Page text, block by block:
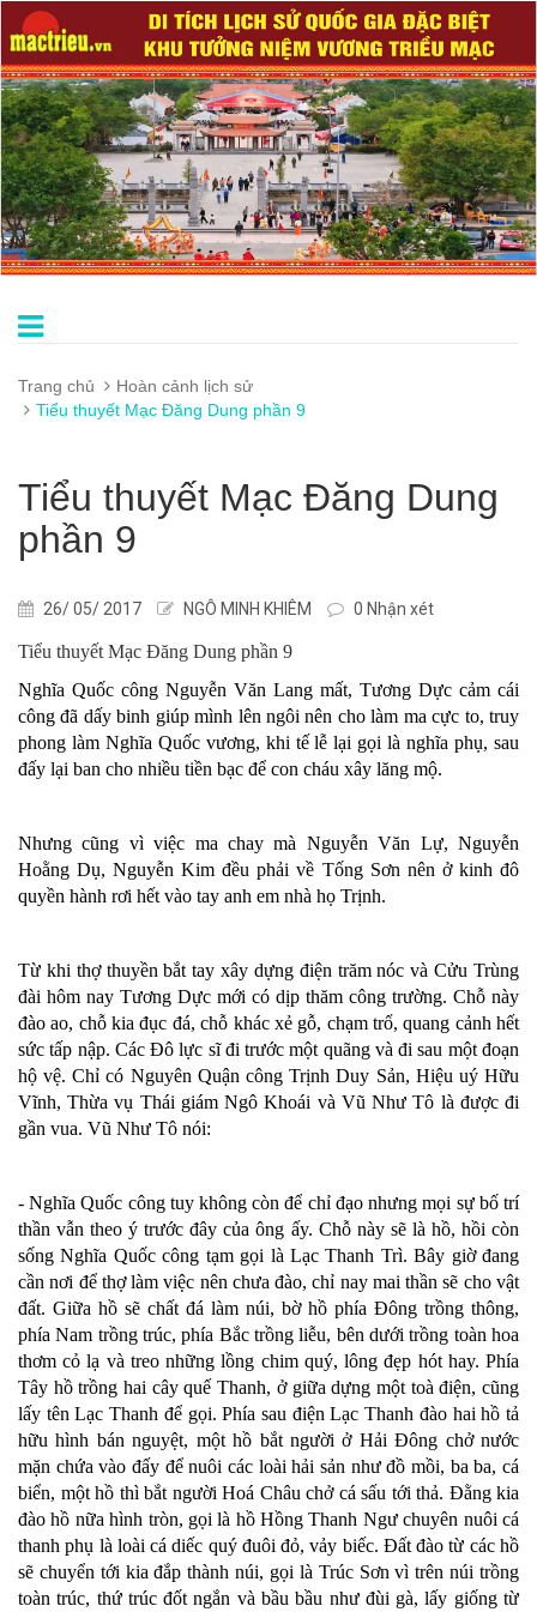
Trang chủ
Hoàn cảnh lịch sử
Tiểu thuyết Mạc Đăng Dung phần 9
Tiểu thuyết Mạc Đăng Dung
phần 9
26/ 05/ 2017 NGÔ MINH KHIÊM 0 Nhận xét
Tiểu thuyết Mạc Đăng Dung phần 9
Nghĩa Quốc công Nguyễn Văn Lang mất, Tương Dực cảm cái
công đã dấy binh giúp mình lên ngôi nên cho làm ma cực to, truy
phong làm Nghĩa Quốc vương, khi tế lễ lại gọi là nghĩa phụ, sau
đấy lại ban cho nhiều tiền bạc để con cháu xây lăng mộ.
Nhưng cũng vì việc ma chay mà Nguyễn Văn Lự, Nguyễn
Hoằng Dụ, Nguyễn Kim đều phải về Tống Sơn nên ở kinh đô
quyền hành rơi hết vào tay anh em nhà họ Trịnh.
Từ khi thợ thuyền bắt tay xây dựng điện trăm nóc và Cửu Trùng
đài hôm nay Tương Dực mới có dịp thăm công trường. Chỗ này
đào ao, chỗ kia đục đá, chỗ khác xẻ gỗ, chạm trổ, quang cảnh hết
sức tấp nập. Các Đô lực sĩ đi trước một quãng và đi sau một đoạn
hộ vệ. Chỉ có Nguyên Quận công Trịnh Duy Sản, Hiệu uý Hữu
Vĩnh, Thừa vụ Thái giám Ngô Khoái và Vũ Như Tô là được đi
gần vua. Vũ Như Tô nói:
- Nghĩa Quốc công tuy không còn để chỉ đạo nhưng mọi sự bố trí
thần vẫn theo ý trước đây của ông ấy. Chỗ này sẽ là hồ, hồi còn
sống Nghĩa Quốc công tạm gọi là Lạc Thanh Trì. Bây giờ đang
cần nơi để thợ làm việc nên chưa đào, chỉ nay mai thần sẽ cho vật
đất. Giữa hồ sẽ chất đá làm núi, bờ hồ phía Đông trồng thông,
phía Nam trồng trúc, phía Bắc trồng liễu, bên dưới trồng toàn hoa
thơm cỏ lạ và treo những lồng chim quý, lông đẹp hót hay. Phía
Tây hồ trồng hai cây quế Thanh, ở giữa dựng một toà điện, cũng
lấy tên Lạc Thanh để gọi. Phía sau điện Lạc Thanh đào hai hồ tả
hữu hình bán nguyệt, một hồ bắt người ở Hải Đông chở nước
mặn chứa vào đấy để nuôi các loài hải sản như đồ mồi, ba ba, cá
biển, một hồ thì bắt người Hoá Châu chở cá sấu tới thả. Đằng kia
đào hồ nữa hình tròn, gọi là hồ Hồng Thanh Ngư chuyên nuôi cá
thanh phụ là loài cá diếc quý đuôi đỏ, vảy biếc. Đất đào từ các hồ
sẽ chuyển tới kia đắp thành núi, gọi là Trúc Sơn vì trên núi trồng
toàn trúc, thứ trúc đốt ngắn và bầu bầu như đùi gà, lấy giống từ